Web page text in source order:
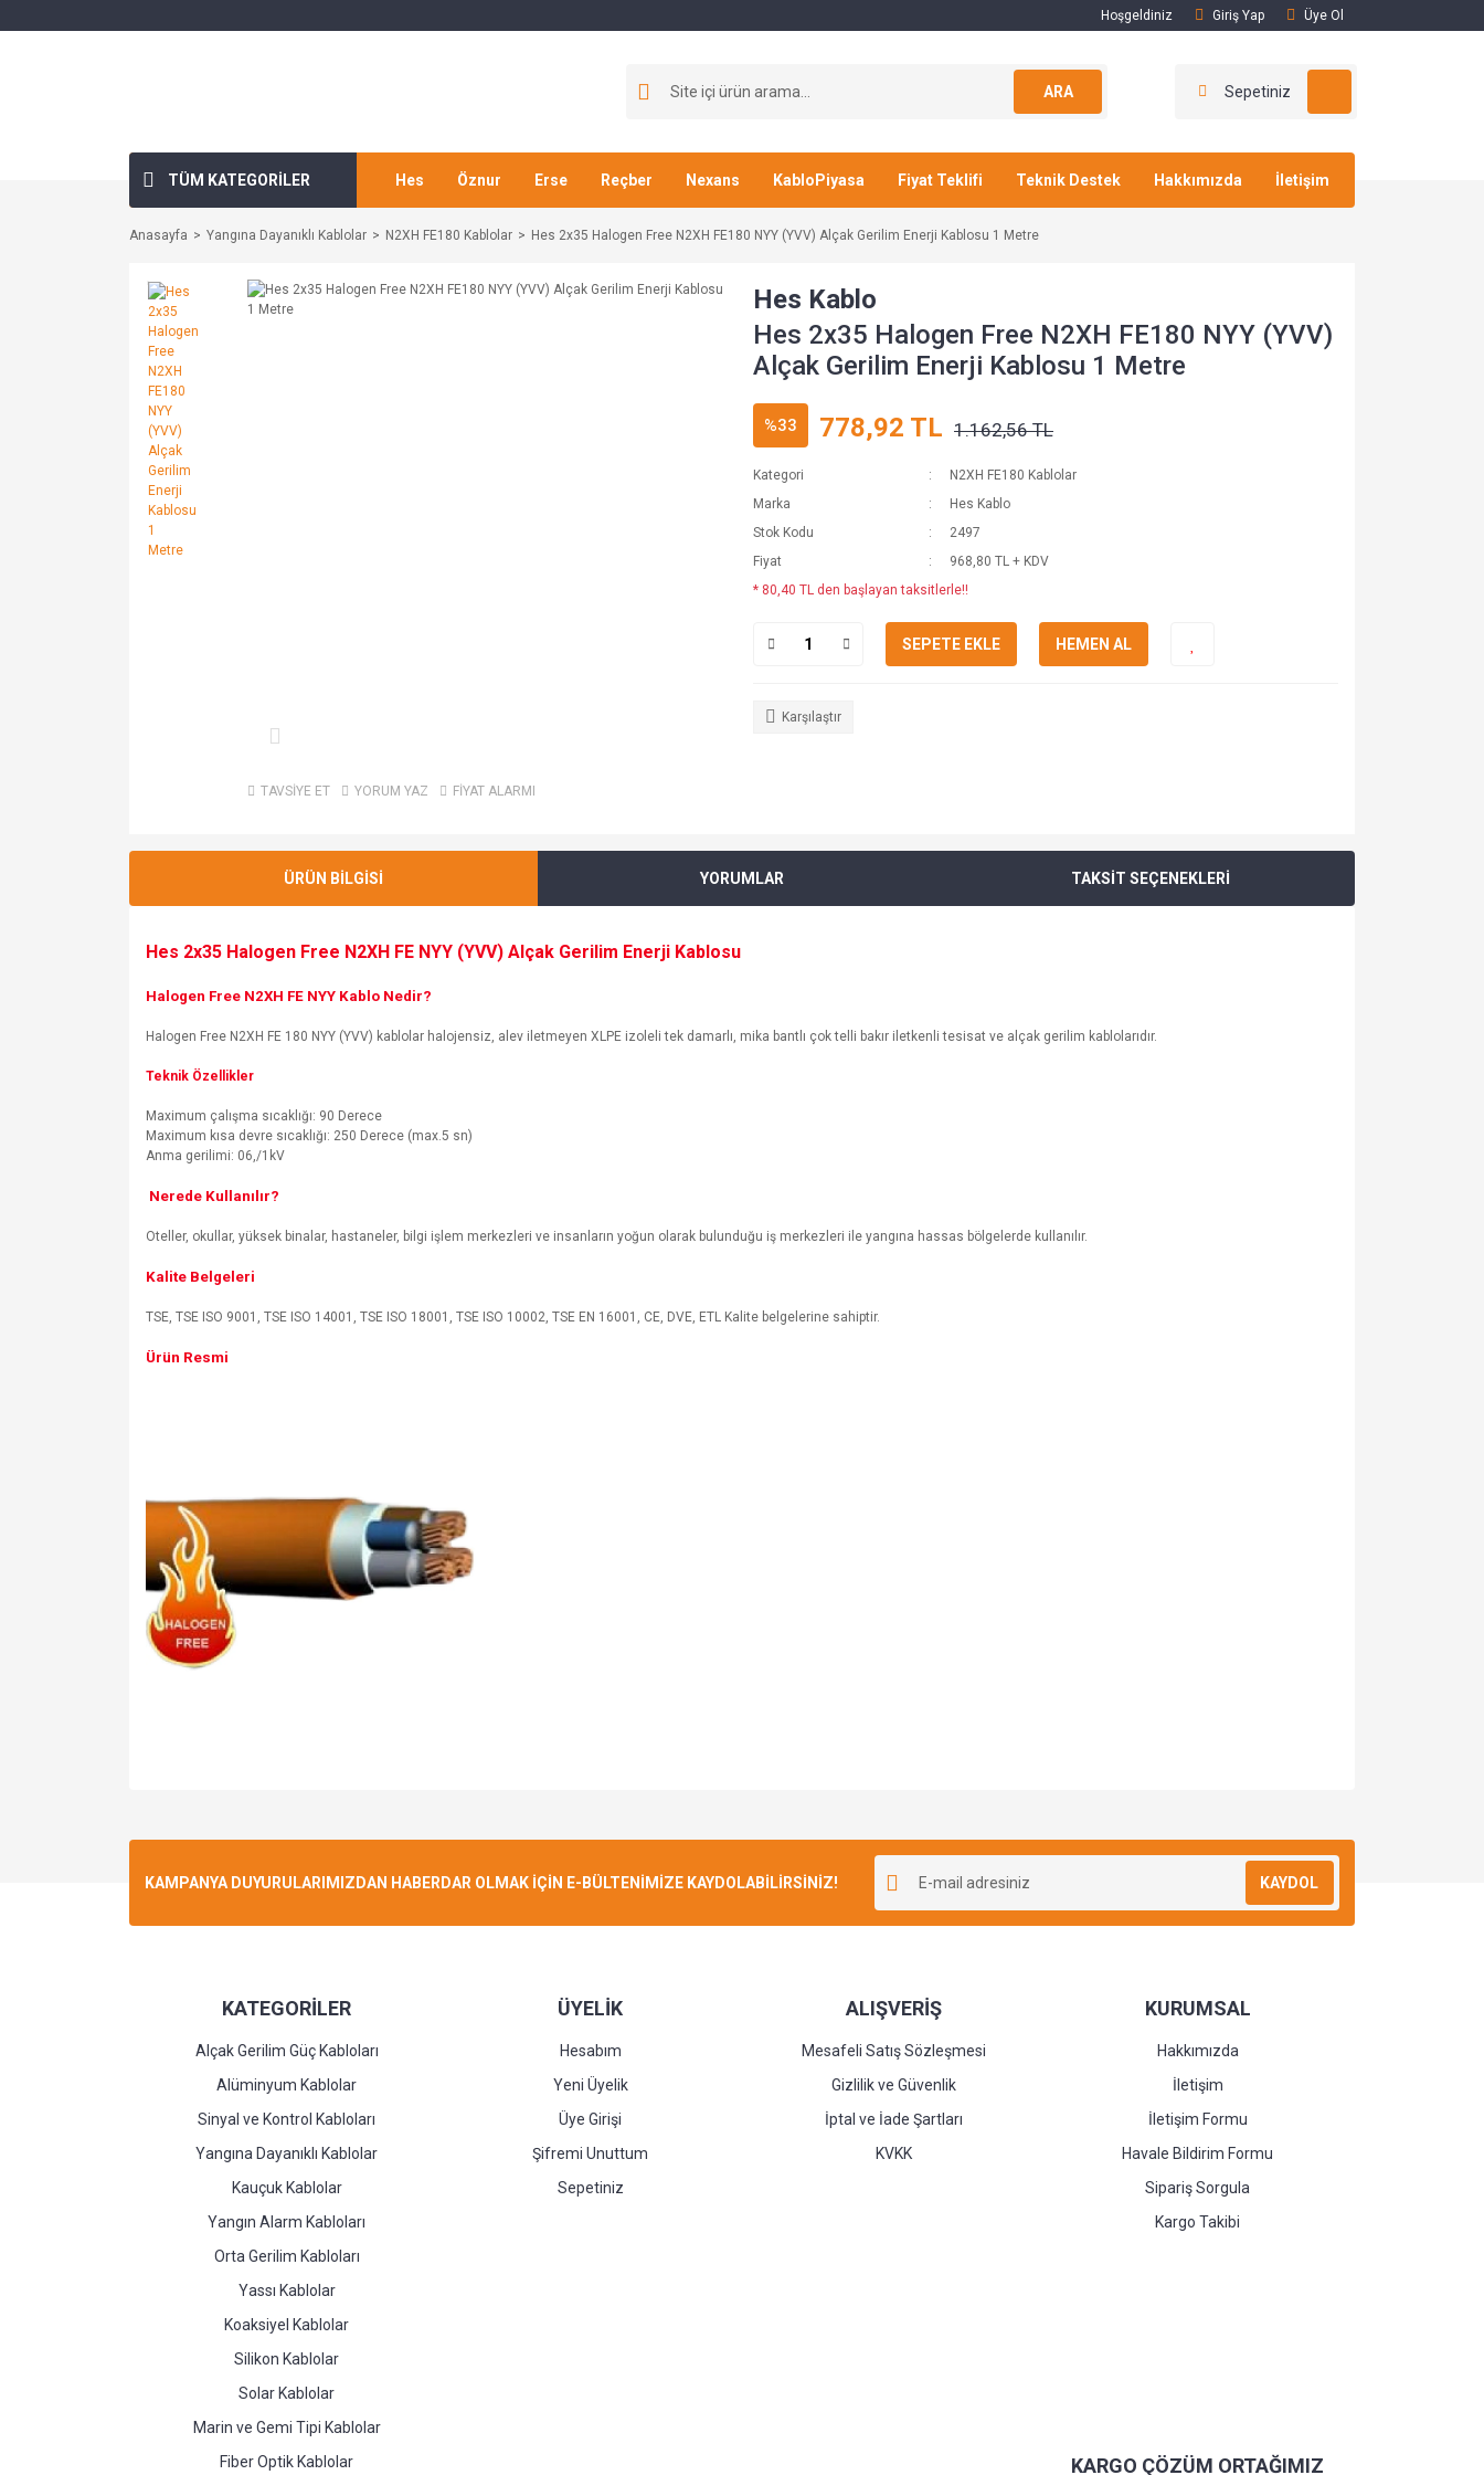
Hoşgeldiniz Giriş Yap Üye Ol
ARA Sepetiniz
TÜM KATEGORİLER Hes Öznur Erse Reçber Nexans KabloPiyasa Fiyat Teklifi Teknik Destek Hakkımızda İletişim
Anasayfa Yangına Dayanıklı Kablolar N2XH FE180 Kablolar Hes 2x35 Halogen Free N2XH FE180 NYY (YVV) Alçak Gerilim Enerji Kablosu 1 Metre
TAVSİYE ET YORUM YAZ FİYAT ALARMI
Hes Kablo
Hes 2x35 Halogen Free N2XH FE180 NYY (YVV)
Alçak Gerilim Enerji Kablosu 1 Metre
%33 778,92 TL 1.162,56 TL
Kategori
N2XH FE180 Kablolar
Marka
Hes Kablo
Stok Kodu
2497
Fiyat
968,80 TL + KDV
* 80,40 TL den başlayan taksitlerle!!
SEPETE EKLE HEMEN AL
Karşılaştır
ÜRÜN BİLGİSİ YORUMLAR TAKSİT SEÇENEKLERİ
Hes 2x35 Halogen Free N2XH FE NYY (YVV) Alçak Gerilim Enerji Kablosu
Halogen Free N2XH FE NYY Kablo Nedir?
Halogen Free N2XH FE 180 NYY (YVV) kablolar halojensiz, alev iletmeyen XLPE izoleli tek damarlı, mika bantlı çok telli bakır iletkenli tesisat ve alçak gerilim kablolarıdır.
Teknik Özellikler
Maximum çalışma sıcaklığı: 90 Derece
Maximum kısa devre sıcaklığı: 250 Derece (max.5 sn)
Anma gerilimi: 06,/1kV
Nerede Kullanılır?
Oteller, okullar, yüksek binalar, hastaneler, bilgi işlem merkezleri ve insanların yoğun olarak bulunduğu iş merkezleri ile yangına hassas bölgelerde kullanılır.
Kalite Belgeleri
TSE, TSE ISO 9001, TSE ISO 14001, TSE ISO 18001, TSE ISO 10002, TSE EN 16001, CE, DVE, ETL Kalite belgelerine sahiptir.
Ürün Resmi
KAMPANYA DUYURULARIMIZDAN HABERDAR OLMAK İÇİN E-BÜLTENİMİZE KAYDOLABİLİRSİNİZ! KAYDOL
KATEGORİLER
Alçak Gerilim Güç Kabloları
Alüminyum Kablolar
Sinyal ve Kontrol Kabloları
Yangına Dayanıklı Kablolar
Kauçuk Kablolar
Yangın Alarm Kabloları
Orta Gerilim Kabloları
Yassı Kablolar
Koaksiyel Kablolar
Silikon Kablolar
Solar Kablolar
Marin ve Gemi Tipi Kablolar
Fiber Optik Kablolar
ÜYELİK
Hesabım
Yeni Üyelik
Üye Girişi
Şifremi Unuttum
Sepetiniz
ALIŞVERİŞ
Mesafeli Satış Sözleşmesi
Gizlilik ve Güvenlik
İptal ve İade Şartları
KVKK
KURUMSAL
Hakkımızda
İletişim
İletişim Formu
Havale Bildirim Formu
Sipariş Sorgula
Kargo Takibi
KARGO ÇÖZÜM ORTAĞIMIZ